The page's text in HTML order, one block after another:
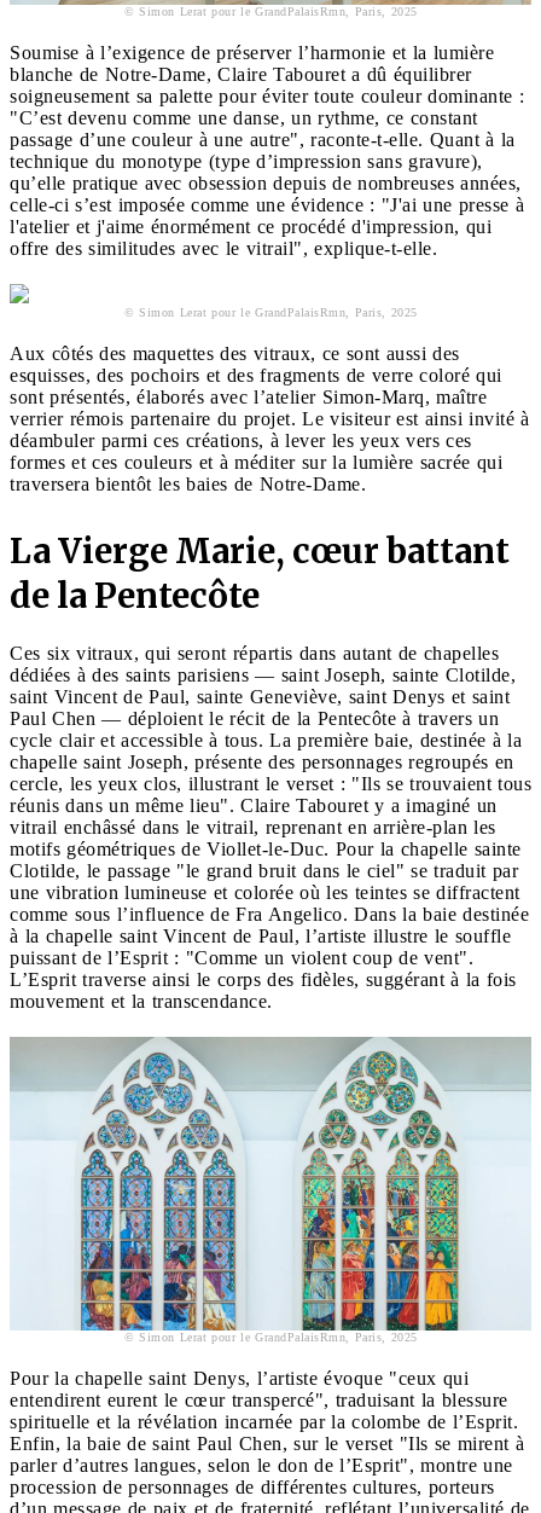
© Simon Lerat pour le GrandPalaisRmn, Paris, 2025
Soumise à l’exigence de préserver l’harmonie et la lumière
blanche de Notre-Dame, Claire Tabouret a dû équilibrer
soigneusement sa palette pour éviter toute couleur dominante :
"C’est devenu comme une danse, un rythme, ce constant
passage d’une couleur à une autre", raconte-t-elle. Quant à la
technique du monotype (type d’impression sans gravure),
qu’elle pratique avec obsession depuis de nombreuses années,
celle-ci s’est imposée comme une évidence : "J'ai une presse à
l'atelier et j'aime énormément ce procédé d'impression, qui
offre des similitudes avec le vitrail", explique-t-elle.
© Simon Lerat pour le GrandPalaisRmn, Paris, 2025
Aux côtés des maquettes des vitraux, ce sont aussi des
esquisses, des pochoirs et des fragments de verre coloré qui
sont présentés, élaborés avec l’atelier Simon-Marq, maître
verrier rémois partenaire du projet. Le visiteur est ainsi invité à
déambuler parmi ces créations, à lever les yeux vers ces
formes et ces couleurs et à méditer sur la lumière sacrée qui
traversera bientôt les baies de Notre-Dame.
La Vierge Marie, cœur battant
de la Pentecôte
Ces six vitraux, qui seront répartis dans autant de chapelles
dédiées à des saints parisiens — saint Joseph, sainte Clotilde,
saint Vincent de Paul, sainte Geneviève, saint Denys et saint
Paul Chen — déploient le récit de la Pentecôte à travers un
cycle clair et accessible à tous. La première baie, destinée à la
chapelle saint Joseph, présente des personnages regroupés en
cercle, les yeux clos, illustrant le verset : "Ils se trouvaient tous
réunis dans un même lieu". Claire Tabouret y a imaginé un
vitrail enchâssé dans le vitrail, reprenant en arrière-plan les
motifs géométriques de Viollet-le-Duc. Pour la chapelle sainte
Clotilde, le passage "le grand bruit dans le ciel" se traduit par
une vibration lumineuse et colorée où les teintes se diffractent
comme sous l’influence de Fra Angelico. Dans la baie destinée
à la chapelle saint Vincent de Paul, l’artiste illustre le souffle
puissant de l’Esprit : "Comme un violent coup de vent".
L’Esprit traverse ainsi le corps des fidèles, suggérant à la fois
mouvement et la transcendance.
© Simon Lerat pour le GrandPalaisRmn, Paris, 2025
Pour la chapelle saint Denys, l’artiste évoque "ceux qui
entendirent eurent le cœur transpercé", traduisant la blessure
spirituelle et la révélation incarnée par la colombe de l’Esprit.
Enfin, la baie de saint Paul Chen, sur le verset "Ils se mirent à
parler d’autres langues, selon le don de l’Esprit", montre une
procession de personnages de différentes cultures, porteurs
d’un message de paix et de fraternité, reflétant l’universalité de